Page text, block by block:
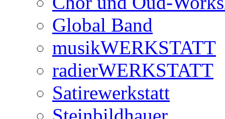
Global Band
musikWERKSTATT
radierWERKSTATT
Satirewerkstatt